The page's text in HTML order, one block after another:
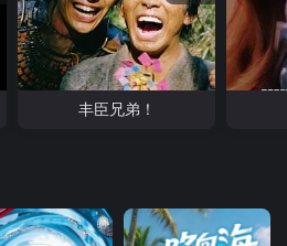
丰臣兄弟！